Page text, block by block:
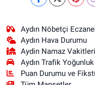
Aydın Nöbetçi
Aydın Hava Durumu
Aydin Namaz Vakitleri
Aydın Trafik
Puan Durumu ve